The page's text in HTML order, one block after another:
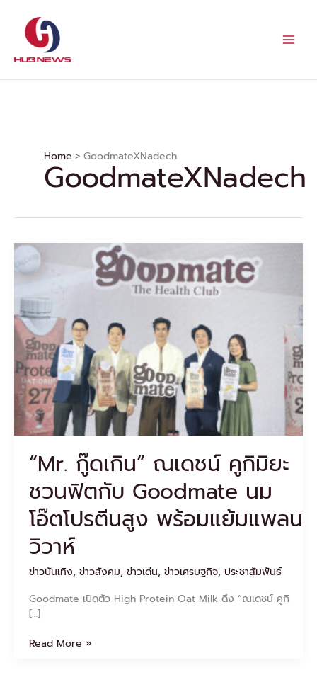
content
Home GoodmateXNadech
GoodmateXNadech
“Mr. กู๊ดเกิน” ณเดชน์ คูกิมิยะ
ชวนฟิตกับ Goodmate นม
โอ๊ตโปรตีนสูง พร้อมแย้มแพลน
วิวาห์
ข่าวบันเทิง, ข่าวสังคม, ข่าวเด่น, ข่าวเศรษฐกิจ, ประชาสัมพันธ์
Goodmate เปิดตัว High Protein Oat Milk ดึง “ณเดชน์ คูกิ
[…]
“Mr.
กู๊ด
เกิน”
เดชน์
คู
กิ
มิยะ
ชวน
ฟิต
กับ
Goodmate
นม
โปรตีน
สูง
พร้อม
แย้ม
แพ
วิวาห์
Read More »